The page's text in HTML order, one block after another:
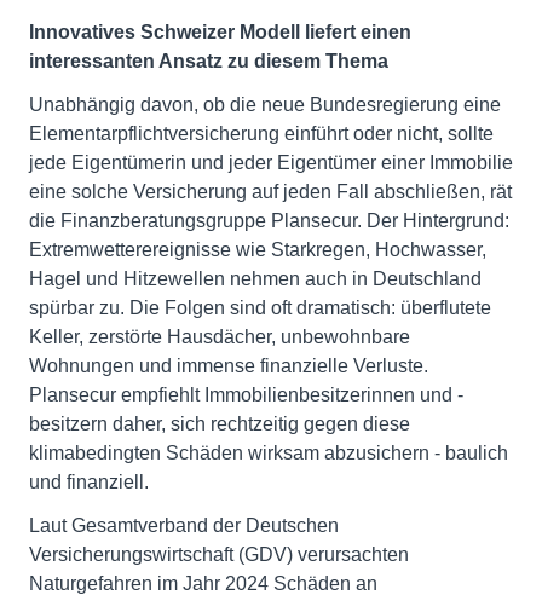
Innovatives Schweizer Modell liefert einen
interessanten Ansatz zu diesem Thema
Unabhängig davon, ob die neue Bundesregierung eine
Elementarpflichtversicherung einführt oder nicht, sollte
jede Eigentümerin und jeder Eigentümer einer Immobilie
eine solche Versicherung auf jeden Fall abschließen, rät
die Finanzberatungsgruppe Plansecur. Der Hintergrund:
Extremwetterereignisse wie Starkregen, Hochwasser,
Hagel und Hitzewellen nehmen auch in Deutschland
spürbar zu. Die Folgen sind oft dramatisch: überflutete
Keller, zerstörte Hausdächer, unbewohnbare
Wohnungen und immense finanzielle Verluste.
Plansecur empfiehlt Immobilienbesitzerinnen und -
besitzern daher, sich rechtzeitig gegen diese
klimabedingten Schäden wirksam abzusichern - baulich
und finanziell.
Laut Gesamtverband der Deutschen
Versicherungswirtschaft (GDV) verursachten
Naturgefahren im Jahr 2024 Schäden an